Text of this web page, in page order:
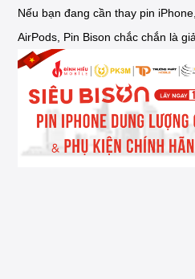
Nếu bạn đang cần thay pin
AirPods, Pin Bison chắc chắn là